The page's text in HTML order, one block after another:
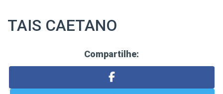
TAIS CAETANO
Compartilhe: